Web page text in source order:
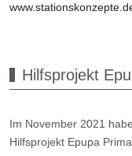
Hilfsprojekt
Im November 2021
Hilfsprojekt Epupa